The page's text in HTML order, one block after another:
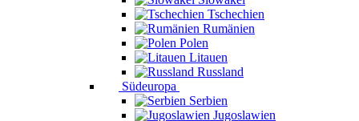
Tschechien
Rumänien
Polen
Litauen
Russland
Südeuropa
Serbien
Jugoslawien